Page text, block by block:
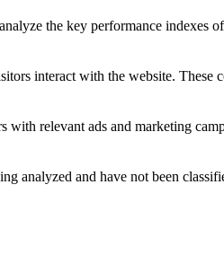
the key performance
interact with the website.
with relevant ads and marketing
analyzed and have not been